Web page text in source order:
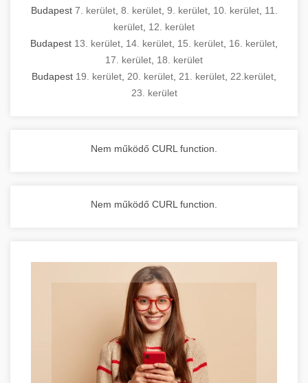
Budapest 7. kerület, 8. kerület, 9. kerület, 10. kerület, 11.
kerület 12. kerület
Budapest 13. kerület 14. kerület 15. kerület 16. kerület
17. kerület 18. kerület
Budapest 19. kerület 20. kerület 21. kerület 22.kerület
23. kerület
Nem működő CURL function.
Nem működő CURL function.